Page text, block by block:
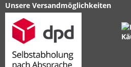
Unsere Versandmöglichkeiten